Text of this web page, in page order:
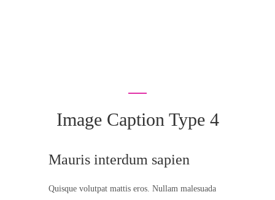
Image Caption Type 4
Mauris interdum sapien
Quisque volutpat mattis eros. Nullam malesuada